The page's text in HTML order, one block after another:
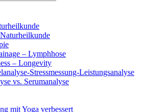
– Lymphhose
– Longevity
Stressmessung-Leistungsanalyse
vs. Serumanalyse
mit Yoga verbessert